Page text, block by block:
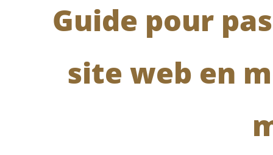
Guide pour
site web en